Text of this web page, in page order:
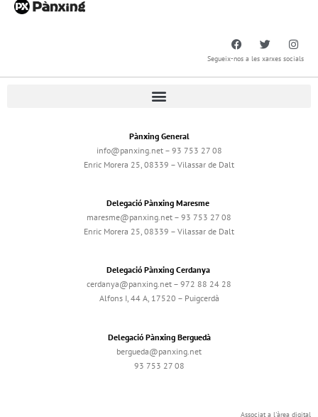
Segueix-nos a les xarxes socials
Pànxing General
info@panxing.net – 93 753 27 08
Enric Morera 25, 08339 – Vilassar de Dalt
Delegació Pànxing Maresme
maresme@panxing.net – 93 753 27 08
Enric Morera 25, 08339 – Vilassar de Dalt
Delegació Pànxing Cerdanya
cerdanya@panxing.net – 972 88 24 28
Alfons I, 44 A, 17520 – Puigcerdà
Delegació Pànxing Berguedà
bergueda@panxing.net
93 753 27 08
Associat a l'àrea digital